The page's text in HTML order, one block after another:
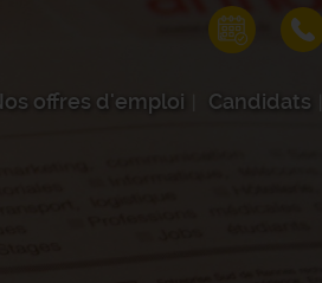
offres d'emploi Candidats